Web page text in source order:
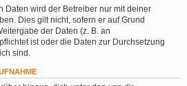
Daten wird der Betreiber nur mit deiner
Dies gilt nicht, sofern er auf Grund
der Daten (z. B. an
ist oder die Daten zur Durchsetzung
sind.